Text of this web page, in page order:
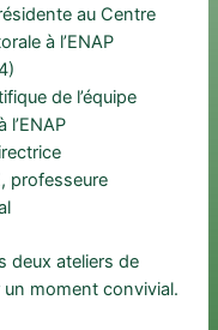
au Centre
à l’ENAP
de l’équipe
l’ENAP
professeure
deux ateliers de
un moment convivial.